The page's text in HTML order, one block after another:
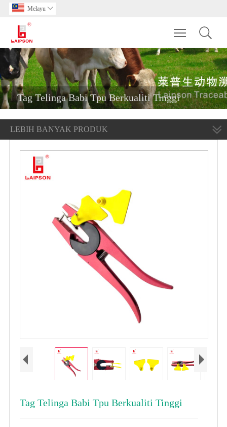
Melayu 
Toggle
Tag Telinga Babi Tpu Berkualiti Tinggi
LEBIH BANYAK PRODUK
Tag Telinga Babi Tpu Berkualiti Tinggi